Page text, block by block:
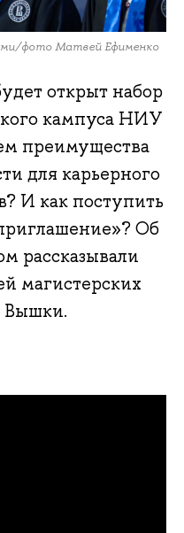
фото Матвей Ефименко
открыт набор
кампуса НИУ
преимущества
для карьерного
И как поступить
Об
рассказывали
магистерских
Вышки.